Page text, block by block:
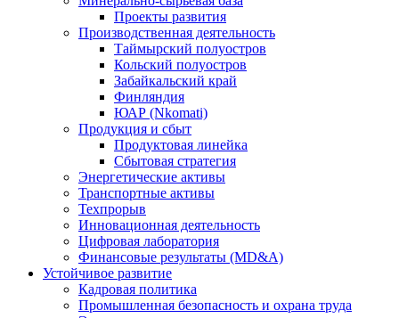
Проекты развития
Производственная деятельность
Таймырский полуостров
Кольский полуостров
Забайкальский край
Финляндия
ЮАР (Nkomati)
Продукция и сбыт
Продуктовая линейка
Сбытовая стратегия
Энергетические активы
Транспортные активы
Техпрорыв
Инновационная деятельность
Цифровая лаборатория
Финансовые результаты (MD&A)
Устойчивое развитие
Кадровая политика
Промышленная безопасность и охрана труда